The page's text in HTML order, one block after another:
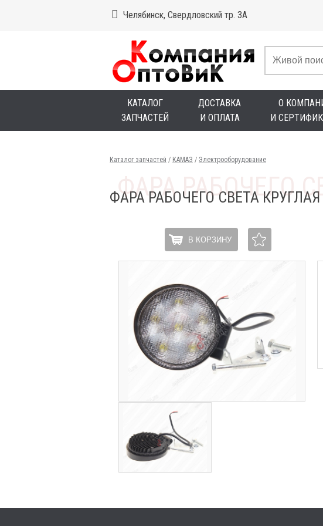
Челябинск, Свердловский тр. 3А
КАТАЛОГ
ЗАПЧАСТЕЙ
ДОСТАВКА
И ОПЛАТА
О
И
Каталог запчастей / КАМАЗ / Электрооборудование
ФАРА РАБОЧЕГО СВЕТА КРУГЛАЯ
В КОРЗИНУ